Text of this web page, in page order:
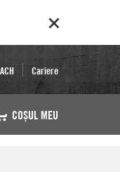
Cariere
COŞUL MEU